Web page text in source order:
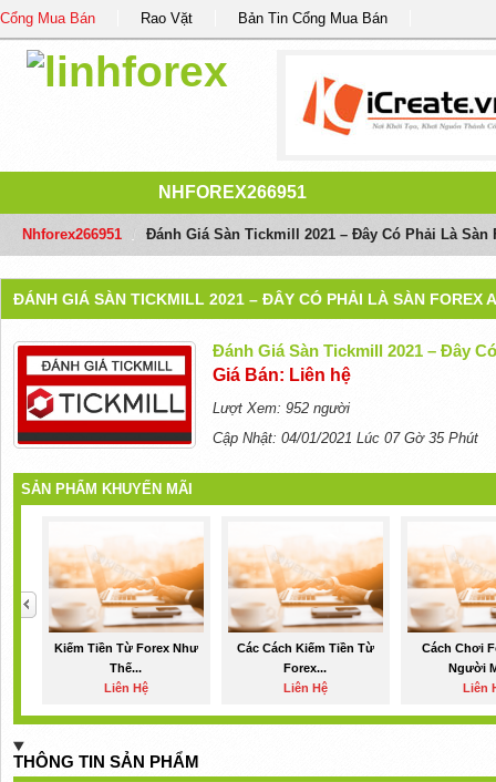
Cổng Mua Bán Rao Vặt Bản Tin Cổng Mua Bán
NHFOREX266951
Nhforex266951 Đánh Giá Sàn Tickmill 2021 – Đây Có Phải Là Sàn
ĐÁNH GIÁ SÀN TICKMILL 2021 – ĐÂY CÓ PHẢI LÀ SÀN FOREX
Đánh Giá Sàn Tickmill 2021 – Đây
Giá Bán: Liên hệ
Lượt Xem: 952 người
Cập Nhật: 04/01/2021 Lúc 07 Gờ 35 Phút
SẢN PHẨM KHUYẾN MÃI
Kiếm Tiền Từ Forex Như
Thế...
Liên Hệ
Các Cách Kiếm Tiền Từ
Forex...
Liên Hệ
Cách Chơi
Người
Liên
THÔNG TIN SẢN PHẨM